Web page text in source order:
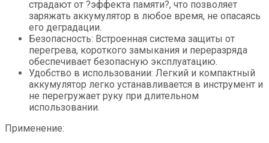
страдают от ?эффекта памяти?, что позволяет
заряжать аккумулятор в любое время, не опасаясь
его деградации.
Безопасность: Встроенная система защиты от
перегрева, короткого замыкания и переразряда
обеспечивает безопасную эксплуатацию.
Удобство в использовании: Легкий и компактный
аккумулятор легко устанавливается в инструмент и
не перегружает руку при длительном
использовании.
Применение: